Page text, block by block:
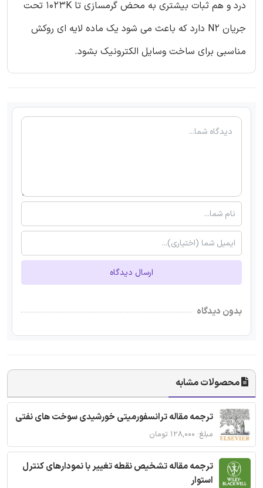
درد و هم ثبات بیشتری به محض گرمسازی تا 1023K تحت
جریان N2 دارد که باعث می شود یک ماده لایه ای روکش
مناسبی برای ساخت وسایل الکترونیک بشود.
ارسال دیدگاه
بدون دیدگاه
محصولات مشابه
ترجمه مقاله ترانسفورمیتی خورشیدی سوخت های نفتی
مبلغ: ۱۲۸,۰۰۰ تومان
ترجمه مقاله تشخیص نقطه تغییر با نمودارهای کنترل
استوار